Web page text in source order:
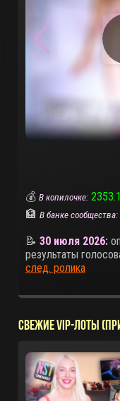
💰 В копилочке: 2353.1
🏦 В банке сообщества:
📝 30 июля 2026:
результаты
след. ролика
СВЕЖИЕ VIP-ЛОТЫ